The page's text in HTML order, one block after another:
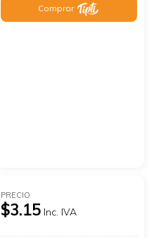
Comprar
PRECIO
$3.15 Inc. IVA